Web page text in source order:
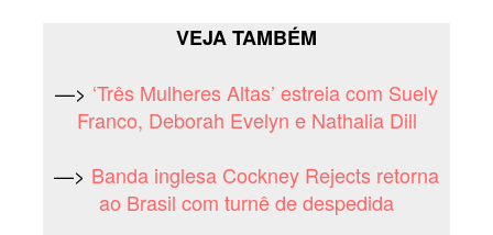
VEJA TAMBÉM
—> ‘Três Mulheres Altas’ estreia com Suely
Franco, Deborah Evelyn e Nathalia Dill
—> Banda inglesa Cockney Rejects retorna
ao Brasil com turnê de despedida